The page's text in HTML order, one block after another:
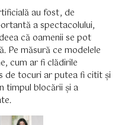
au fost, de
a spectacolului,
că oamenii se pot
Pe măsură ce modelele
cum ar fi clădirile
de tocuri ar putea fi citit și
timpul blocării și a